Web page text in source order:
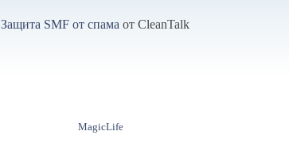
Защита SMF от спама от CleanTalk
MagicLife